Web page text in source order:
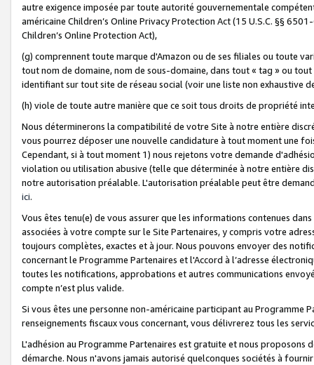
autre exigence imposée par toute autorité gouvernementale
américaine Children’s Online Privacy Protection Act (15 U.S.C. §§
Children’s Online Protection Act),
(g) comprennent toute marque d'Amazon ou de ses filiales ou toute
tout nom de domaine, nom de sous-domaine, dans tout « tag » ou
identifiant sur tout site de réseau social (voir une liste non exhaustive
(h) viole de toute autre manière que ce soit tous droits de propriété
Nous déterminerons la compatibilité de votre Site à notre entière
vous pourrez déposer une nouvelle candidature à tout moment une
Cependant, si à tout moment 1) nous rejetons votre demande
violation ou utilisation abusive (telle que déterminée à notre entière
notre autorisation préalable. L'autorisation préalable peut être
ici.
Vous êtes tenu(e) de vous assurer que les informations contenues
associées à votre compte sur le Site Partenaires, y compris votre
toujours complètes, exactes et à jour. Nous pouvons envoyer des
concernant le Programme Partenaires et l'Accord à l’adresse
toutes les notifications, approbations et autres communications
compte n’est plus valide.
Si vous êtes une personne non-américaine participant au
renseignements fiscaux vous concernant, vous délivrerez tous les
L'adhésion au Programme Partenaires est gratuite et nous proposons
démarche. Nous n'avons jamais autorisé quelconques sociétés à